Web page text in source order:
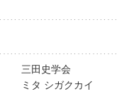
三田史学会
ミタ シガクカイ